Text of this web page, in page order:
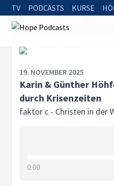
TV PODCASTS KURSE
Startseite
faktor c
Karin & Günther Höhfeld: Mit
19. NOVEMBER 2025
Karin & Günther
durch Krisenzeiten
faktor c - Christen in der
0:00